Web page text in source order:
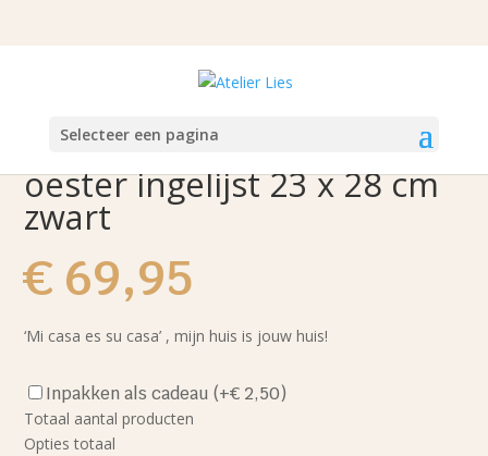
Selecteer een pagina
Mi casa es su casa 1a –
oester ingelijst 23 x 28 cm
zwart
€69,95
‘Mi casa es su casa’ , mijn huis is jouw huis!
Inpakken als cadeau (+€ 2,50)
Totaal aantal producten
Opties totaal